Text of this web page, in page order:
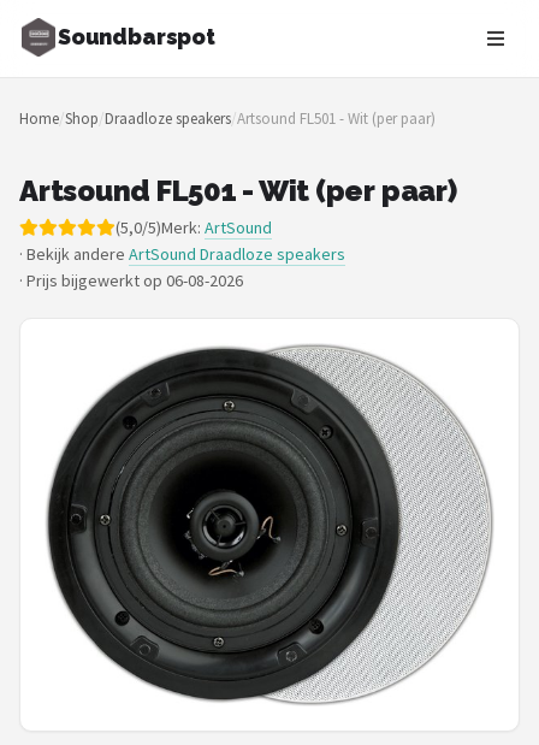
Soundbarspot
Zoeken
NAVIGATIE
Merken
Blog
Muziekstijlen
Sonos
JBL
Samsung
Shop
POPULAIRE MERKEN
Power Dynamics
Soundskins
Home/Shop/Draadloze speakers/Artsound FL501 - Wit (per paar)
Artsound FL501 - Wit (per paar)
(5,0/5)Merk: ArtSound
· Bekijk andere ArtSound Draadloze speakers
· Prijs bijgewerkt op 06-08-2026